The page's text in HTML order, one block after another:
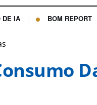
DE IA BOM REPORT